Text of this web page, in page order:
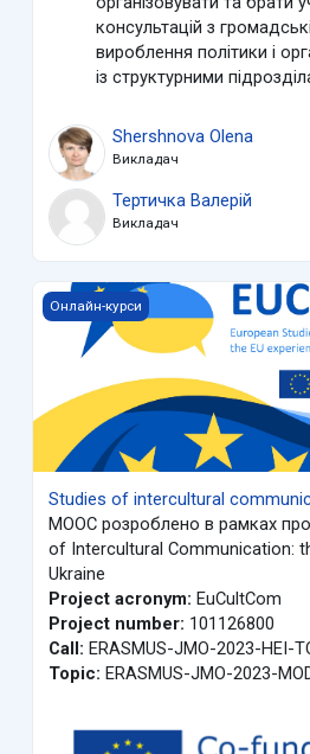
консультацій з
вироблення політики і
із структурними
Shershnova Olena
Викладач
Тертичка Валерій
Викладач
Studies of intercultural
Онлайн-курси
Studies of intercultural
МООС розроблено в рамках
of Intercultural Communication:
Ukraine
Project acronym: EuCultCom
Project number: 101126800
Call: ERASMUS-JMO-2023-HEI-
Topic: ERASMUS-JMO-2023-